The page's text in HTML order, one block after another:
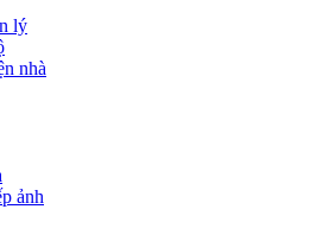
lý
nhà
ảnh